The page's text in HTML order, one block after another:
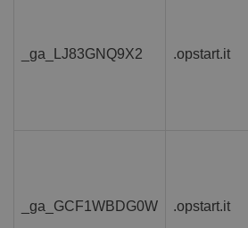
_ga_LJ83GNQ9X2 .opstart.it
_ga_GCF1WBDG0W .opstart.it